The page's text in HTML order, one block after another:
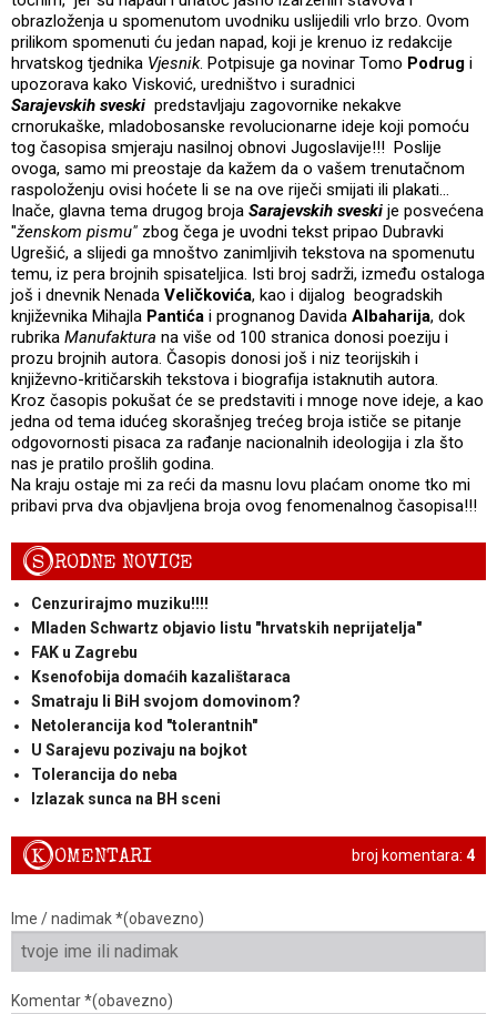
obrazloženja u spomenutom uvodniku uslijedili vrlo brzo. Ovom
prilikom spomenuti ću jedan napad, koji je krenuo iz redakcije
hrvatskog tjednika Vjesnik. Potpisuje ga novinar Tomo Podrug i
upozorava kako Visković, uredništvo i suradnici
Sarajevskih sveski predstavljaju zagovornike nekakve
crnorukaške, mladobosanske revolucionarne ideje koji pomoću
tog časopisa smjeraju nasilnoj obnovi Jugoslavije!!! Poslije
ovoga, samo mi preostaje da kažem da o vašem trenutačnom
raspoloženju ovisi hoćete li se na ove riječi smijati ili plakati...
Inače, glavna tema drugog broja Sarajevskih sveski je posvećena
"ženskom pismu" zbog čega je uvodni tekst pripao Dubravki
Ugrešić, a slijedi ga mnoštvo zanimljivih tekstova na spomenutu
temu, iz pera brojnih spisateljica. Isti broj sadrži, između ostaloga
još i dnevnik Nenada Veličkovića, kao i dijalog beogradskih
književnika Mihajla Pantića i prognanog Davida Albaharija, dok
rubrika Manufaktura na više od 100 stranica donosi poeziju i
prozu brojnih autora. Časopis donosi još i niz teorijskih i
književno-kritičarskih tekstova i biografija istaknutih autora.
Kroz časopis pokušat će se predstaviti i mnoge nove ideje, a kao
jedna od tema idućeg skorašnjeg trećeg broja ističe se pitanje
odgovornosti pisaca za rađanje nacionalnih ideologija i zla što
nas je pratilo prošlih godina.
Na kraju ostaje mi za reći da masnu lovu plaćam onome tko mi
pribavi prva dva objavljena broja ovog fenomenalnog časopisa!!!
SRODNE NOVICE
Cenzurirajmo muziku!!!!
Mladen Schwartz objavio listu "hrvatskih neprijatelja"
FAK u Zagrebu
Ksenofobija domaćih kazalištaraca
Smatraju li BiH svojom domovinom?
Netolerancija kod "tolerantnih"
U Sarajevu pozivaju na bojkot
Tolerancija do neba
Izlazak sunca na BH sceni
broj komentara: 4
KOMENTARI
Ime / nadimak *(obavezno)
Komentar *(obavezno)